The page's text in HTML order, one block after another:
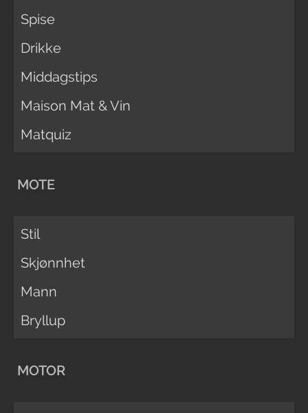
Spise
Drikke
Middagstips
Maison Mat & Vin
Matquiz
MOTE
Stil
Skjønnhet
Mann
Bryllup
MOTOR